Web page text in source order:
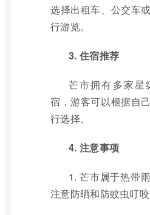
选择出租车、公交车
行游览。
3. 住宿推荐
芒市拥有多家星
宿，游客可以根据自
行选择。
4. 注意事项
1. 芒市属于热带
注意防晒和防蚊虫叮咬